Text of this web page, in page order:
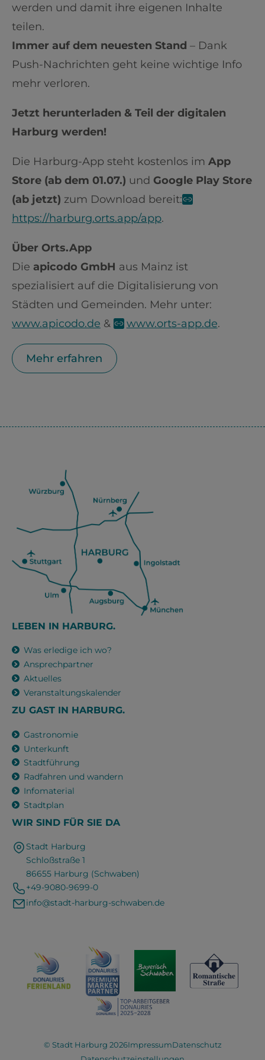
werden und damit ihre eigenen Inhalte
teilen.
Immer auf dem neuesten Stand – Dank
Push-Nachrichten geht keine wichtige Info
mehr verloren.
Jetzt herunterladen & Teil der digitalen
Harburg werden!
Die Harburg-App steht kostenlos im App
Store (ab dem 01.07.) und Google Play Store
(ab jetzt) zum Download bereit:
https://harburg.orts.app/app.
Über Orts.App
Die apicodo GmbH aus Mainz ist
spezialisiert auf die Digitalisierung von
Städten und Gemeinden. Mehr unter:
www.apicodo.de & www.orts-app.de.
Mehr erfahren
LEBEN IN HARBURG.
Was erledige ich wo?
Ansprechpartner
Aktuelles
Veranstaltungskalender
ZU GAST IN HARBURG.
Gastronomie
Unterkunft
Stadtführung
Radfahren und wandern
Infomaterial
Stadtplan
WIR SIND FÜR SIE DA
Stadt Harburg
Schloßstraße 1
86655 Harburg (Schwaben)
+49-9080-9699-0
info@stadt-harburg-schwaben.de
© Stadt Harburg 2026ImpressumDatenschutz